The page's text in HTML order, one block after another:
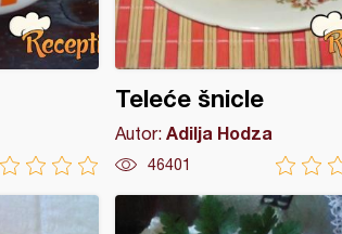
Teleće šnicle
Autor: Adilja Hodza
46401